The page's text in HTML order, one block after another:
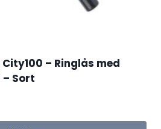
City100 – Ringlås med
Sort